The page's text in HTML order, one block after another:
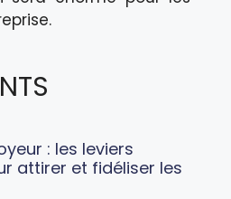
: les leviers
attirer et fidéliser les